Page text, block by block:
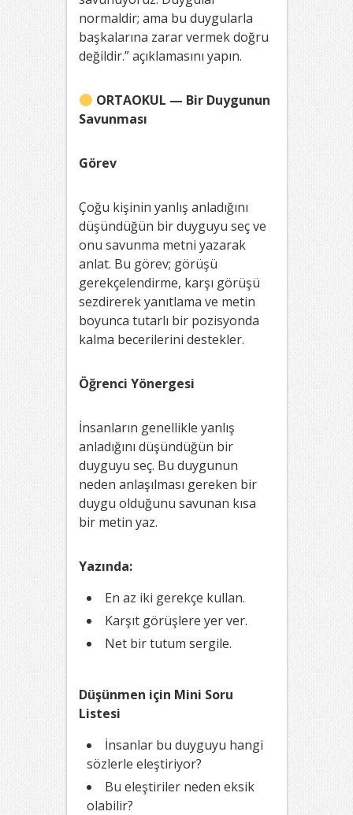
normaldir; ama bu duygularla
başkalarına zarar vermek doğru
değildir.” açıklamasını yapın.
ORTAOKUL — Bir Duygunun
Savunması
Görev
Çoğu kişinin yanlış anladığını
düşündüğün bir duyguyu seç ve
onu savunma metni yazarak
anlat. Bu görev; görüşü
gerekçelendirme, karşı görüşü
sezdirerek yanıtlama ve metin
boyunca tutarlı bir pozisyonda
kalma becerilerini destekler.
Öğrenci Yönergesi
İnsanların genellikle yanlış
anladığını düşündüğün bir
duyguyu seç. Bu duygunun
neden anlaşılması gereken bir
duygu olduğunu savunan kısa
bir metin yaz.
Yazında:
En az iki gerekçe kullan.
Karşıt görüşlere yer ver.
Net bir tutum sergile.
Düşünmen için Mini Soru
Listesi
İnsanlar bu duyguyu hangi
sözlerle eleştiriyor?
Bu eleştiriler neden eksik
olabilir?